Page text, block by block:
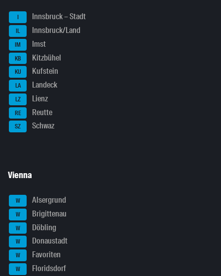
I Innsbruck – Stadt
IL Innsbruck/Land
IM Imst
KB Kitzbühel
KU Kufstein
LA Landeck
LZ Lienz
RE Reutte
SZ Schwaz
Vienna
W Alsergrund
W Brigittenau
W Döbling
W Donaustadt
W Favoriten
W Floridsdorf